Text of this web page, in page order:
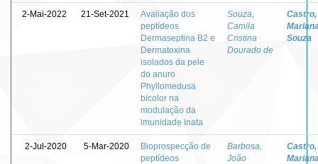
2-Mai-2022 21-Set-2021
Avaliação dos
peptídeos
Dermaseptina B2 e
Dermatoxina
isolados da pele
do anuro
Phyllomedusa
bicolor na
modulação da
imunidade inata
Souza,
Camila
Cristina
Dourado de
Castro,
Souza
2-Jul-2020 5-Mar-2020
Bioprospecção de
peptídeos
Barbosa,
João
Castro,